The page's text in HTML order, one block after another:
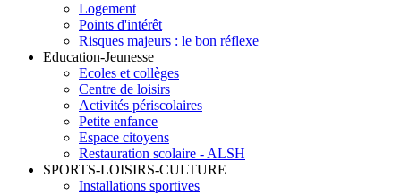
Logement
Points d'intérêt
Risques majeurs : le bon réflexe
Education-Jeunesse
Ecoles et collèges
Centre de loisirs
Activités périscolaires
Petite enfance
Espace citoyens
Restauration scolaire - ALSH
SPORTS-LOISIRS-CULTURE
Installations sportives